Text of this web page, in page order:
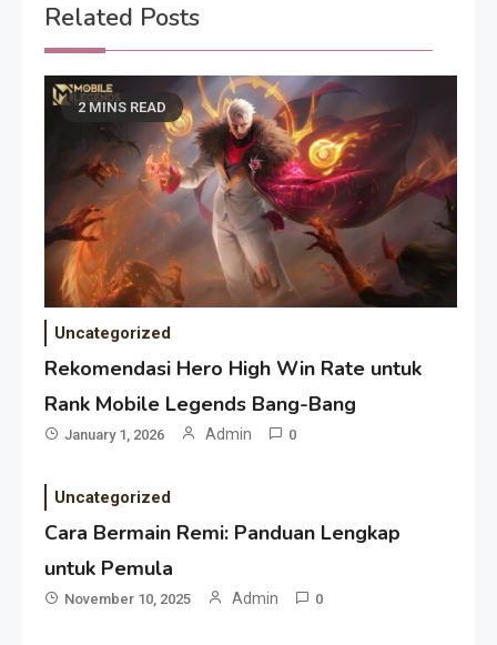
Related Posts
2 MINS READ
Uncategorized
Rekomendasi Hero High Win Rate untuk
Rank Mobile Legends Bang-Bang
January 1, 2026 Admin 0
Uncategorized
Cara Bermain Remi: Panduan Lengkap
untuk Pemula
November 10, 2025 Admin 0